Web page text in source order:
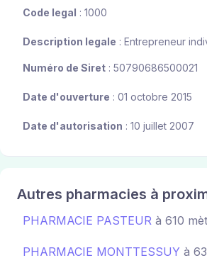
Code legal : 1000
Description legale : Entrepreneur
Numéro de Siret : 50790686500021
Date d'ouverture : 01 octobre 2015
Date d'autorisation : 10 juillet 2007
Autres pharmacies à
PHARMACIE PASTEUR à 610
PHARMACIE MONTTESSUY à